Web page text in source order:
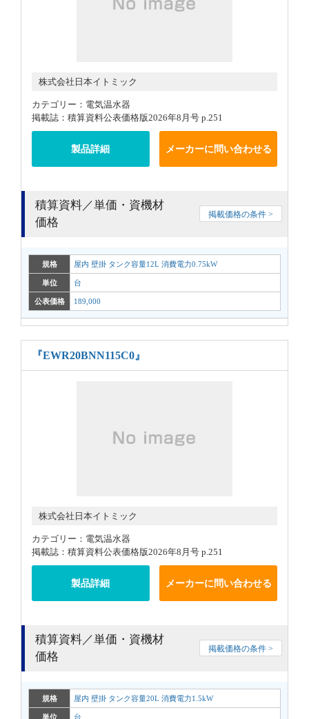
株式会社日本イトミック
カテゴリー：電気温水器
掲載誌：積算資料公表価格版2026年8月号 p.251
製品詳細 メーカーに問い合わせる
積算資料／単価・資機材
価格
掲載価格の条件 >
規格 屋内 壁掛 タンク容量12L 消費電力0.75kW
単位 台
公表価格 189,000
『EWR20BNN115C0』
株式会社日本イトミック
カテゴリー：電気温水器
掲載誌：積算資料公表価格版2026年8月号 p.251
製品詳細 メーカーに問い合わせる
積算資料／単価・資機材
価格
掲載価格の条件 >
規格 屋内 壁掛 タンク容量20L 消費電力1.5kW
単位 台